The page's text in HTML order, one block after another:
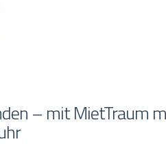
– mit MietTraum